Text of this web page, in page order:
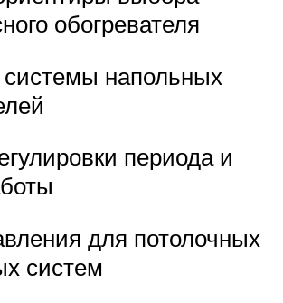
обогревателя
напольных
периода и
для потолочных
систем